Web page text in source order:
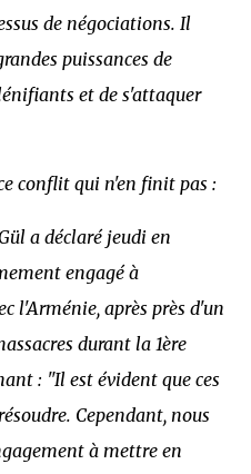
de négociations. Il
puissances de
et de s'attaquer
conflit qui n'en finit pas :
a déclaré jeudi en
engagé à
l'Arménie, après près d'un
durant la 1ère
: "Il est évident que ces
Cependant, nous
à mettre en